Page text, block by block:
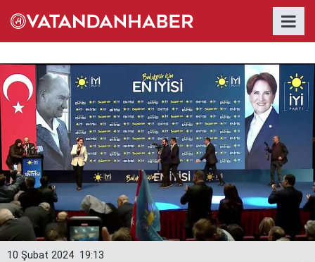
19:13
10 Şubat 2024